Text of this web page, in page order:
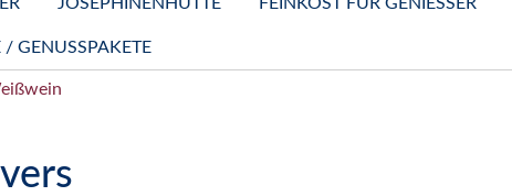
/ GENUSSPAKETE